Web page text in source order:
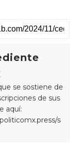
se sostiene de
de sus
aquí:
s